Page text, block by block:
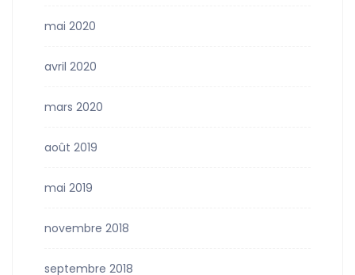
mai 2020
avril 2020
mars 2020
août 2019
mai 2019
novembre 2018
septembre 2018